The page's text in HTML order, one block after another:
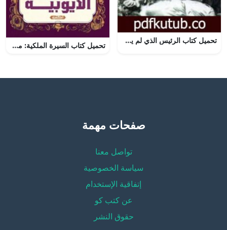
تحميل كتاب الرئيس الذي لم يسرق PDF تأليف محمد ناصر مجانا [كامل]
تحميل كتاب السيرة الملكية: ملوك الدولة الأيوبية لإسماعيل مرسي بصيغة PDF مجانا
صفحات مهمة
تواصل معنا
سياسة الخصوصية
إتفاقية الإستخدام
عن كتب كو
حقوق النشر